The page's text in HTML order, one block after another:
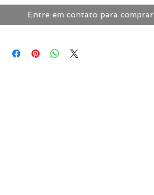
Entre em contato para comprar